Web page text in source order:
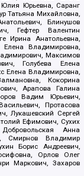
Юлия Юрьевна, Саранг
Татьяна Михайловна,
Блинушов
Гефтер Валентин
Ирина Анатольевна,
Елена Владимировна,
Максимов
Голубева Елена
Елена Владимировна,
Кокорина
Арапова Галина
Вадим Юрьевич,
Протасова
Лукашевский Сергей
Ефимович, Сухих
Анна
Смирнов Владимир
Борис Андреевич,
Орлов Олег
Маркович, Захаров